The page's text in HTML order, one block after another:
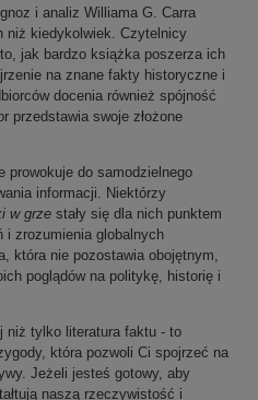
i analiz Williama G. Carra
niż kiedykolwiek. Czytelnicy
jak bardzo książka poszerza ich
na znane fakty historyczne i
docenia również spójność
przedstawia swoje złożone
prowokuje do samodzielnego
informacji. Niektórzy
w grze stały się dla nich punktem
i zrozumienia globalnych
która nie pozostawia obojętnym,
poglądów na politykę, historię i
niż tylko literatura faktu - to
która pozwoli Ci spojrzeć na
Jeżeli jesteś gotowy, aby
naszą rzeczywistość i